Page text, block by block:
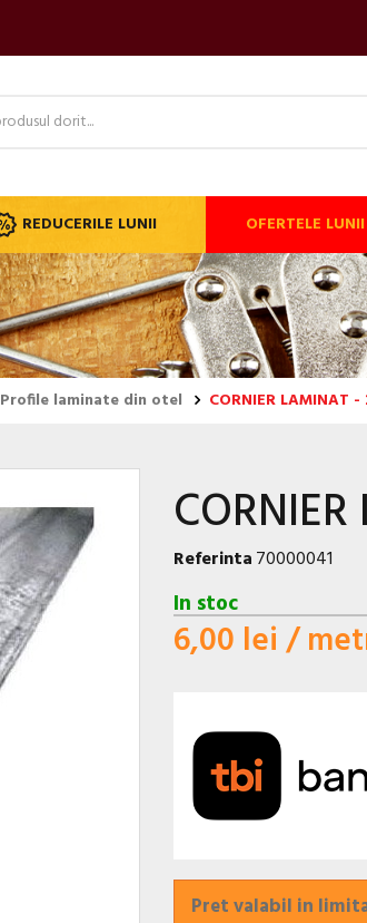
REDUCERILE LUNII OFERTELE LUNII
Profile laminate din otel CORNIER LAMINAT
Referinta70000041
In stoc
6,00 lei /
Pret valabil in